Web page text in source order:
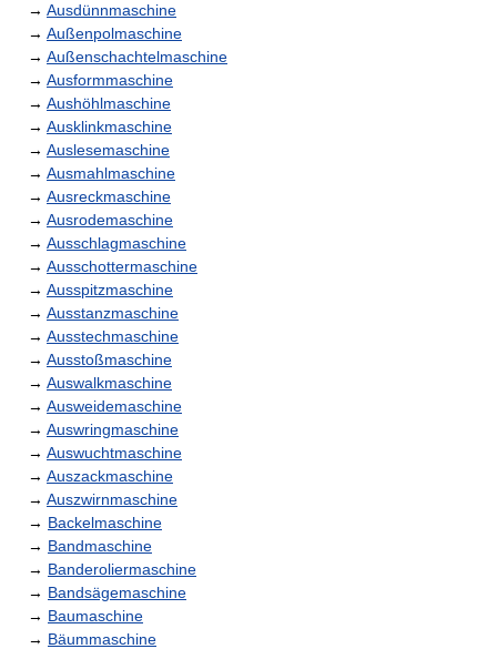
→ Ausdünnmaschine
→ Außenpolmaschine
→ Außenschachtelmaschine
→ Ausformmaschine
→ Aushöhlmaschine
→ Ausklinkmaschine
→ Auslesemaschine
→ Ausmahlmaschine
→ Ausreckmaschine
→ Ausrodemaschine
→ Ausschlagmaschine
→ Ausschottermaschine
→ Ausspitzmaschine
→ Ausstanzmaschine
→ Ausstechmaschine
→ Ausstoßmaschine
→ Auswalkmaschine
→ Ausweidemaschine
→ Auswringmaschine
→ Auswuchtmaschine
→ Auszackmaschine
→ Auszwirnmaschine
→ Backelmaschine
→ Bandmaschine
→ Banderoliermaschine
→ Bandsägemaschine
→ Baumaschine
→ Bäummaschine